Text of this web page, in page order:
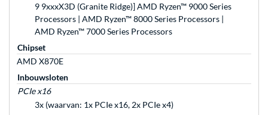
9 9xxxX3D (Granite Ridge)] AMD Ryzen™ 9000 Series
Processors | AMD Ryzen™ 8000 Series Processors |
AMD Ryzen™ 7000 Series Processors
Chipset
AMD X870E
Inbouwsloten
PCIe x16
3x (waarvan: 1x PCIe x16, 2x PCIe x4)